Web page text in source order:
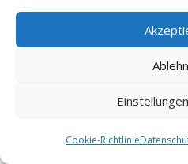
Cookie-Richtlinie
Dortmund
Bochum Altenbochum
Dortmund Lichtendorf
Hagen Fleyerviertel
Dortmund Scharnhorst